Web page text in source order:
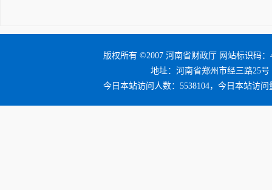
版权所有 ©2007 河南省财政厅 网站标识码：
地址：河南省郑州市经三路25号
今日本站访问人数：5538104，今日本站访问